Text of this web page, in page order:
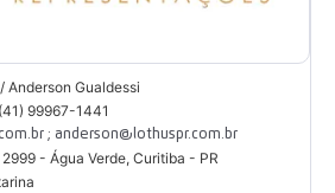
Anderson Gualdessi
99967-1441
; anderson@lothuspr.com.br
- Água Verde, Curitiba - PR